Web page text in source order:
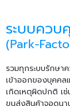
ระบบควบ
(Park-
รวมทุกระบบรักษา
เข้าออกของบุคคล
เกิดเหตุผิดปกติ เ